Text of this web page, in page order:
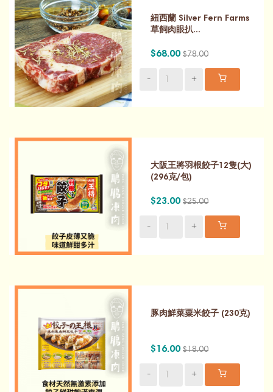
紐西蘭 Silver Fern Farms
草飼肉眼扒...
$68.00 $78.00
- +
大阪王將羽根餃子12隻(大)
(296克/包)
$23.00 $25.00
- +
豚肉鮮菜粟米餃子 (230克)
$16.00 $18.00
- +